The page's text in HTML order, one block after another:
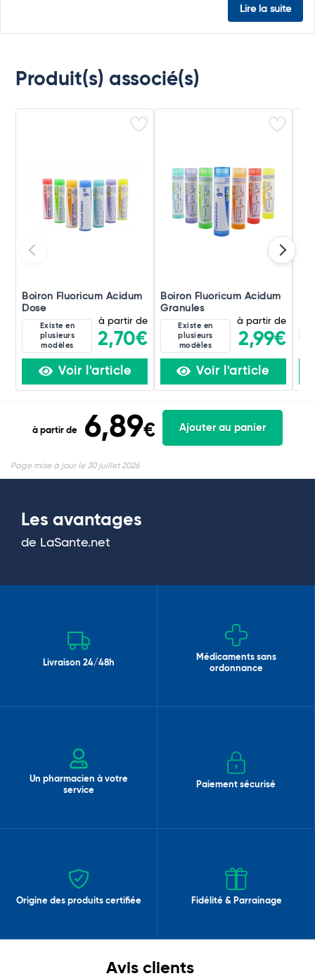
Lire la suite
Produit(s) associé(s)
Boiron Fluoricum Acidum
Dose
Existe en
plusieurs
modèles
à partir de
2,70€
Voir l'article
Boiron Fluoricum Acidum
Granules
Existe en
plusieurs
modèles
à partir de
2,99€
Voir l'article
à partir de 6,89€ Ajouter au panier
Page mise à jour le 30 juillet 2026
Les avantages
de LaSante.net
Livraison 24/48h
Médicaments sans
ordonnance
Un pharmacien à votre
service
Paiement sécurisé
Origine des produits certifiée Fidélité & Parrainage
Avis clients